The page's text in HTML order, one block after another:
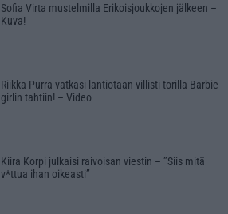
Sofia Virta mustelmilla Erikoisjoukkojen jälkeen –
Kuva!
Riikka Purra vatkasi lantiotaan villisti torilla Barbie
girlin tahtiin! – Video
Kiira Korpi julkaisi raivoisan viestin – ”Siis mitä
v*ttua ihan oikeasti”